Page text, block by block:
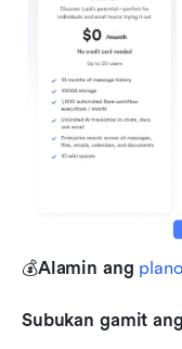
💰Alamin ang
Subukan gamit